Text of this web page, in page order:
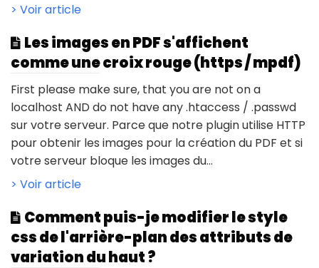
> Voir article
Les images en PDF s'affichent
comme une croix rouge (https / mpdf)
First please make sure, that you are not on a
localhost AND do not have any .htaccess / .passwd
sur votre serveur. Parce que notre plugin utilise HTTP
pour obtenir les images pour la création du PDF et si
votre serveur bloque les images du...
> Voir article
Comment puis-je modifier le style
css de l'arrière-plan des attributs de
variation du haut ?